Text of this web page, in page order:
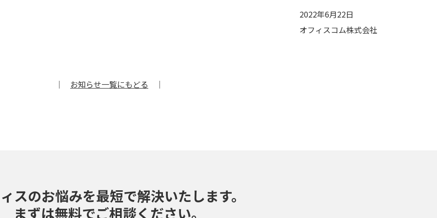
2022年6月22日
オフィスコム株式会社
｜ お知らせ一覧にもどる ｜
スのお悩みを最短で解決いたします。
まずは無料でご相談ください。